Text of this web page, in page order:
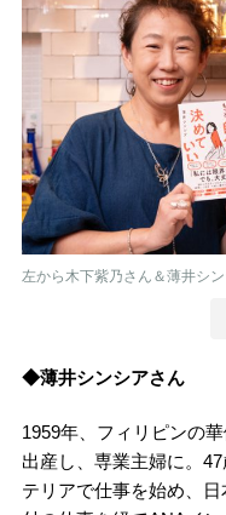
左から木下紫乃さん＆薄井シ
◆薄井シンシアさん
1959年、フィリピンの
出産し、専業主婦に。
テリアで仕事を始め、